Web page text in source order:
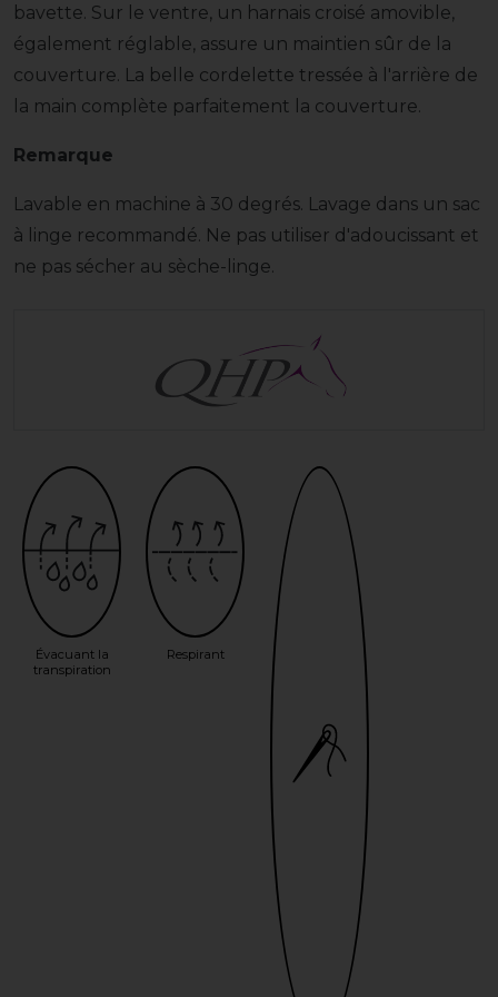
bavette. Sur le ventre, un harnais croisé amovible,
également réglable, assure un maintien sûr de la
couverture. La belle cordelette tressée à l'arrière de
la main complète parfaitement la couverture.
Remarque
Lavable en machine à 30 degrés. Lavage dans un sac
à linge recommandé. Ne pas utiliser d'adoucissant et
ne pas sécher au sèche-linge.
Évacuant la
transpiration
Respirant